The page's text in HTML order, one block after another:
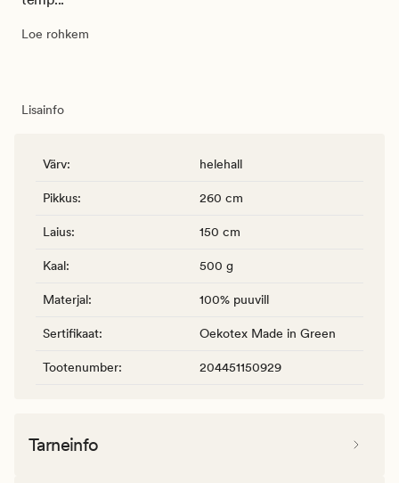
Loe rohkem
Lisainfo
Värv: helehall
Pikkus: 260 cm
Laius: 150 cm
Kaal: 500 g
Materjal: 100% puuvill
Sertifikaat: Oekotex Made in Green
Tootenumber: 204451150929
Tarneinfo